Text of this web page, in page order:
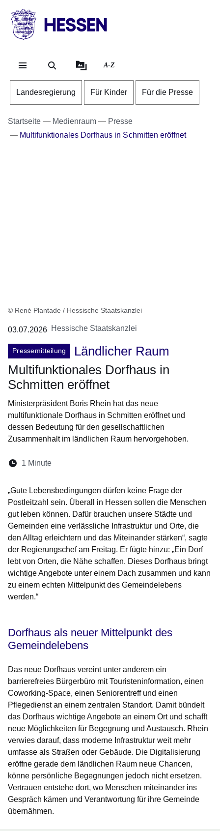
HESSEN
Landesregierung
A-Z
Landesregierung Für Kinder Für die Presse
Startseite Medienraum
Presse
Multifunktionales Dorfhaus in Schmitten eröffnet
© René Plantade / Hessische Staatskanzlei
03.07.2026 Hessische Staatskanzlei
Pressemitteilung
Ländlicher Raum
Multifunktionales Dorfhaus in
Schmitten eröffnet
Ministerpräsident Boris Rhein hat das neue
multifunktionale Dorfhaus in Schmitten eröffnet und
dessen Bedeutung für den gesellschaftlichen
Zusammenhalt im ländlichen Raum hervorgehoben.
Lesedauer:
1 Minute
„Gute Lebensbedingungen dürfen keine Frage der
Postleitzahl sein. Überall in Hessen sollen die Menschen
gut leben können. Dafür brauchen unsere Städte und
Gemeinden eine verlässliche Infrastruktur und Orte, die
den Alltag erleichtern und das Miteinander stärken“, sagte
der Regierungschef am Freitag. Er fügte hinzu: „Ein Dorf
lebt von Orten, die Nähe schaffen. Dieses Dorfhaus bringt
wichtige Angebote unter einem Dach zusammen und kann
zu einem echten Mittelpunkt des Gemeindelebens
werden.“
Dorfhaus als neuer Mittelpunkt des
Gemeindelebens
Das neue Dorfhaus vereint unter anderem ein
barrierefreies Bürgerbüro mit Touristeninformation, einen
Coworking-Space, einen Seniorentreff und einen
Pflegedienst an einem zentralen Standort. Damit bündelt
das Dorfhaus wichtige Angebote an einem Ort und schafft
neue Möglichkeiten für Begegnung und Austausch. Rhein
verwies darauf, dass moderne Infrastruktur weit mehr
umfasse als Straßen oder Gebäude. Die Digitalisierung
eröffne gerade dem ländlichen Raum neue Chancen,
könne persönliche Begegnungen jedoch nicht ersetzen.
Vertrauen entstehe dort, wo Menschen miteinander ins
Gespräch kämen und Verantwortung für ihre Gemeinde
übernähmen.